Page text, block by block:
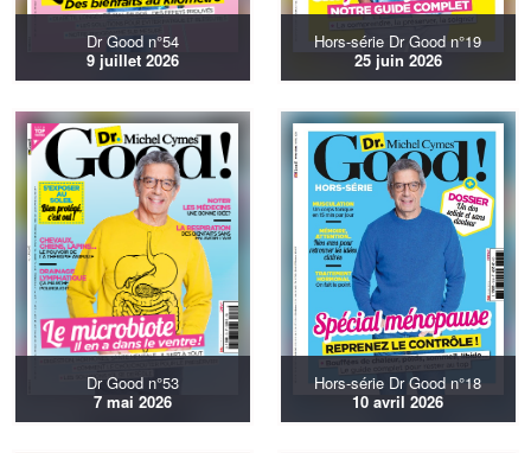
Dr Good n°54
9 juillet 2026
Hors-série Dr Good n°19
25 juin 2026
Dr Good n°53
7 mai 2026
Hors-série Dr Good n°18
10 avril 2026